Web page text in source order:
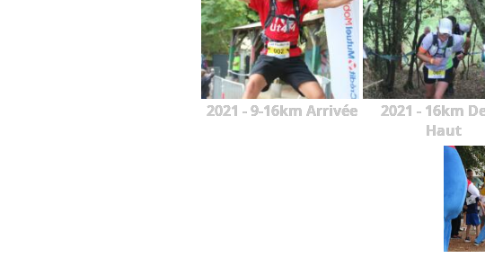
2021 - 9-16km Arrivée
2021 - 16km
Haut